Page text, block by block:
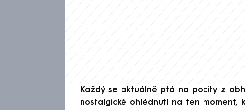
Každý se aktuálně ptá na pocity z
nostalgické ohlédnutí na ten moment,